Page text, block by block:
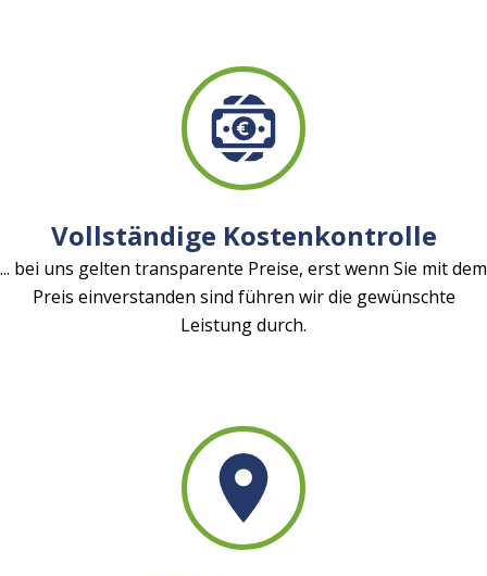
Vollständige Kostenkontrolle
... bei uns gelten transparente Preise, erst wenn Sie mit dem
Preis einverstanden sind führen wir die gewünschte
Leistung durch.